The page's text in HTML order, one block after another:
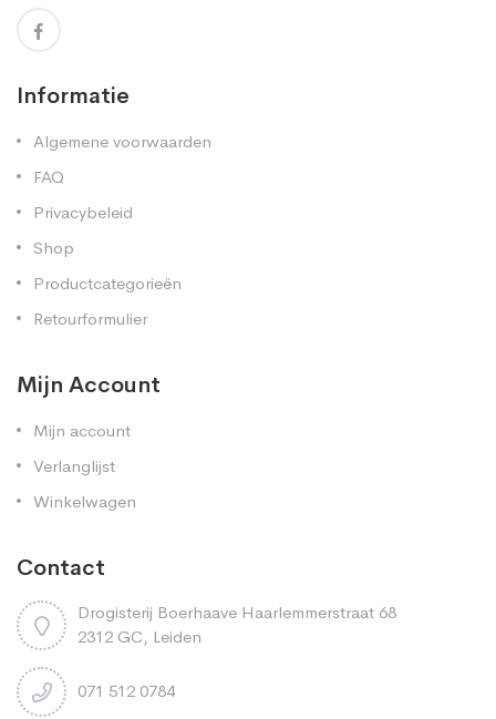
Informatie
Algemene voorwaarden
FAQ
Privacybeleid
Shop
Productcategorieën
Retourformulier
Mijn Account
Mijn account
Verlanglijst
Winkelwagen
Contact
Drogisterij Boerhaave Haarlemmerstraat 68
2312 GC, Leiden
071 512 0784